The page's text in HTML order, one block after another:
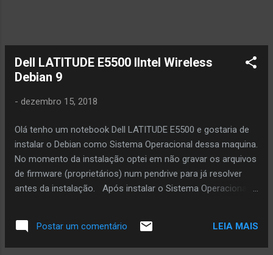
Dell LATITUDE E5500 IIntel Wireless
Debian 9
- dezembro 15, 2018
Olá tenho um notebook Dell LATITUDE E5500 e gostaria de
instalar o Debian como Sistema Operacional dessa maquina.
No momento da instalação optei em não gravar os arquivos
de firmware (proprietários) num pendrive para já resolver
antes da instalação. Após instalar o Sistema Operacional,
(nos dias de hoje isso é impossível de deixar sem
funcionar). A resolução: Adicione o repositorio "non-free"
logado como root ou use o sudo # echo "deb
Postar um comentário LEIA MAIS